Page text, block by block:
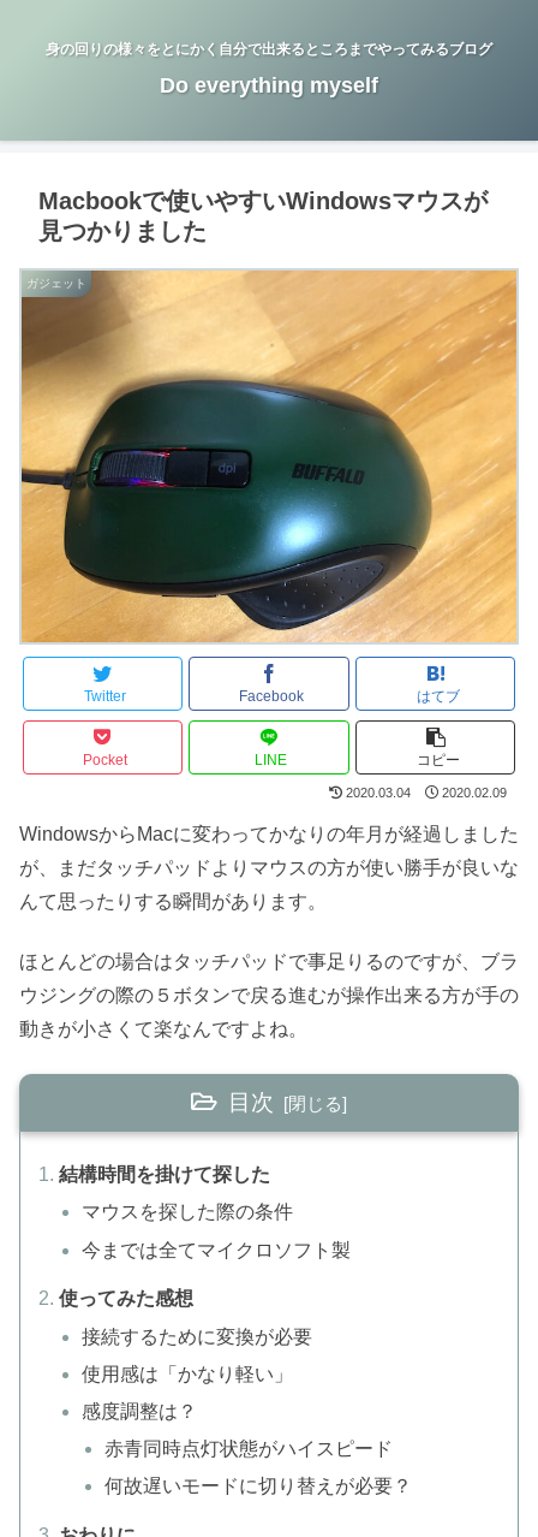
身の回りの様々をとにかく自分で出来るところまでやってみるブログ
Do everything myself
Macbookで使いやすいWindowsマウスが
見つかりました
ガジェット
Twitter Facebook はてブ
Pocket LINE コピー
2020.03.04 2020.02.09
WindowsからMacに変わってかなりの年月が経過しました
が、まだタッチパッドよりマウスの方が使い勝手が良いな
んて思ったりする瞬間があります。
ほとんどの場合はタッチパッドで事足りるのですが、ブラ
ウジングの際の５ボタンで戻る進むが操作出来る方が手の
動きが小さくて楽なんですよね。
目次
結構時間を掛けて探した
マウスを探した際の条件
今までは全てマイクロソフト製
使ってみた感想
接続するために変換が必要
使用感は「かなり軽い」
感度調整は？
赤青同時点灯状態がハイスピード
何故遅いモードに切り替えが必要？